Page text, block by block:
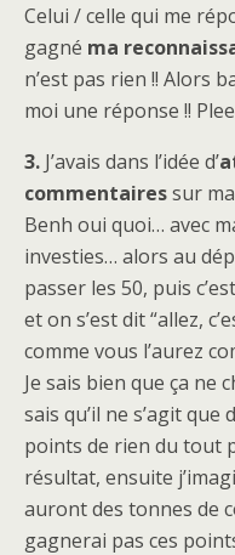
Celui / celle qui me
gagné ma
n’est pas rien !! Alors
moi une réponse !!
3. J’avais dans l’idée d’
commentairessur
Benh oui quoi… avec
investies… alors au
passer les 50, puis
et on s’est dit “allez,
comme vous l’aurez
Je sais bien que ça ne
sais qu’il ne s’agit
points de rien du tout
résultat, ensuite
auront des tonnes de
gagnerai pas ces